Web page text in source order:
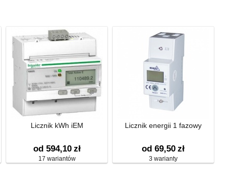
Licznik kWh iEM
od 594,10 zł
17 wariantów
Licznik energii 1 fazowy
od 69,50 zł
3 warianty